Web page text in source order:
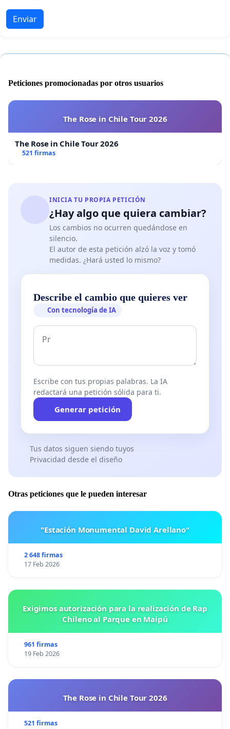
Enviar
Peticiones promocionadas por otros usuarios
The Rose in Chile Tour 2026
The Rose in Chile Tour 2026
521 firmas
INICIA TU PROPIA PETICIÓN
¿Hay algo que quiera cambiar?
Los cambios no ocurren quedándose en
silencio.
El autor de esta petición alzó la voz y tomó
medidas. ¿Hará usted lo mismo?
Describe el cambio que quieres ver
Con tecnología de IA
Escribe con tus propias palabras. La IA
redactará una petición sólida para ti.
Generar petición
Tus datos siguen siendo tuyos
Privacidad desde el diseño
Otras peticiones que le pueden interesar
"Estación Monumental David Arellano"
2 648 firmas
17 Feb 2026
Exigimos autorización para la realización de Rap
Chileno al Parque en Maipú
961 firmas
19 Feb 2026
The Rose in Chile Tour 2026
521 firmas